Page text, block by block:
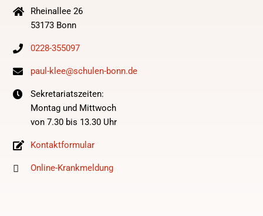
Rheinallee 26
53173 Bonn
0228-355097
paul-klee@schulen-bonn.de
Sekretariatszeiten:
Montag und Mittwoch
von 7.30 bis 13.30 Uhr
Kontaktformular
Online-Krankmeldung